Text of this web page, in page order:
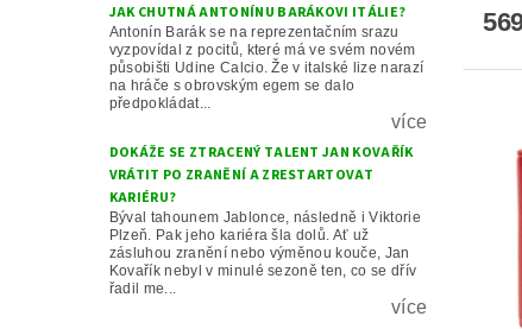
JAK CHUTNÁ ANTONÍNU BARÁKOVI ITÁLIE?
Antonín Barák se na reprezentačním srazu
vyzpovídal z pocitů, které má ve svém novém
působišti Udine Calcio. Že v italské lize narazí
na hráče s obrovským egem se dalo
předpokládat...
více
DOKÁŽE SE ZTRACENÝ TALENT JAN KOVAŘÍK
VRÁTIT PO ZRANĚNÍ A ZRESTARTOVAT
KARIÉRU?
Býval tahounem Jablonce, následně i Viktorie
Plzeň. Pak jeho kariéra šla dolů. Ať už
zásluhou zranění nebo výměnou kouče, Jan
Kovařík nebyl v minulé sezoně ten, co se dřív
řadil me...
více